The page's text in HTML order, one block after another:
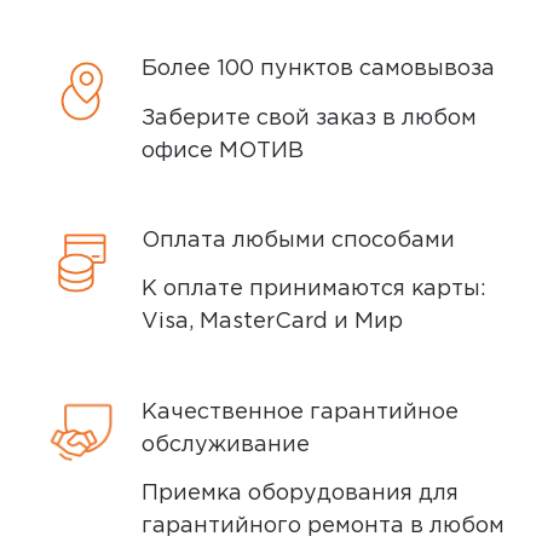
Доставка курьером
Доставка курьером производится на
заказ был оформлен до 15.00). Вы можете
выбрать время доставки и удобный для
вас способ оплаты. Все детали вы
сможетеобсудитьс нашим
Условия доставки
Доставка заказов производится
Более 100 пунктов самовывоза
Заберите свой заказ в любом
офисе МОТИВ
Оплата любыми способами
К оплате принимаются карты:
Visa, MasterCard и Мир
Качественное гарантийное
обслуживание
Приемка оборудования для
гарантийного ремонта в любом